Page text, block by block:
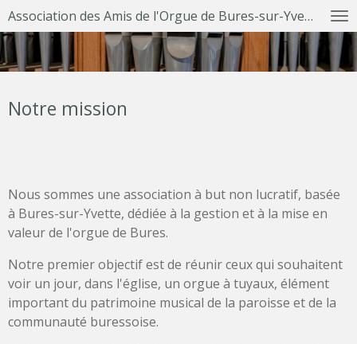
Passer
au
contenu
principal
Association des Amis de l'Orgue de Bures-sur-Yvette
Notre mission
Nous sommes une association à but non lucratif, basée
à Bures-sur-Yvette, dédiée à la gestion et à la mise en
valeur de l'orgue de Bures.
Notre premier objectif est de réunir ceux qui souhaitent
voir un jour, dans l'église, un orgue à tuyaux, élément
important du patrimoine musical de la paroisse et de la
communauté buressoise.